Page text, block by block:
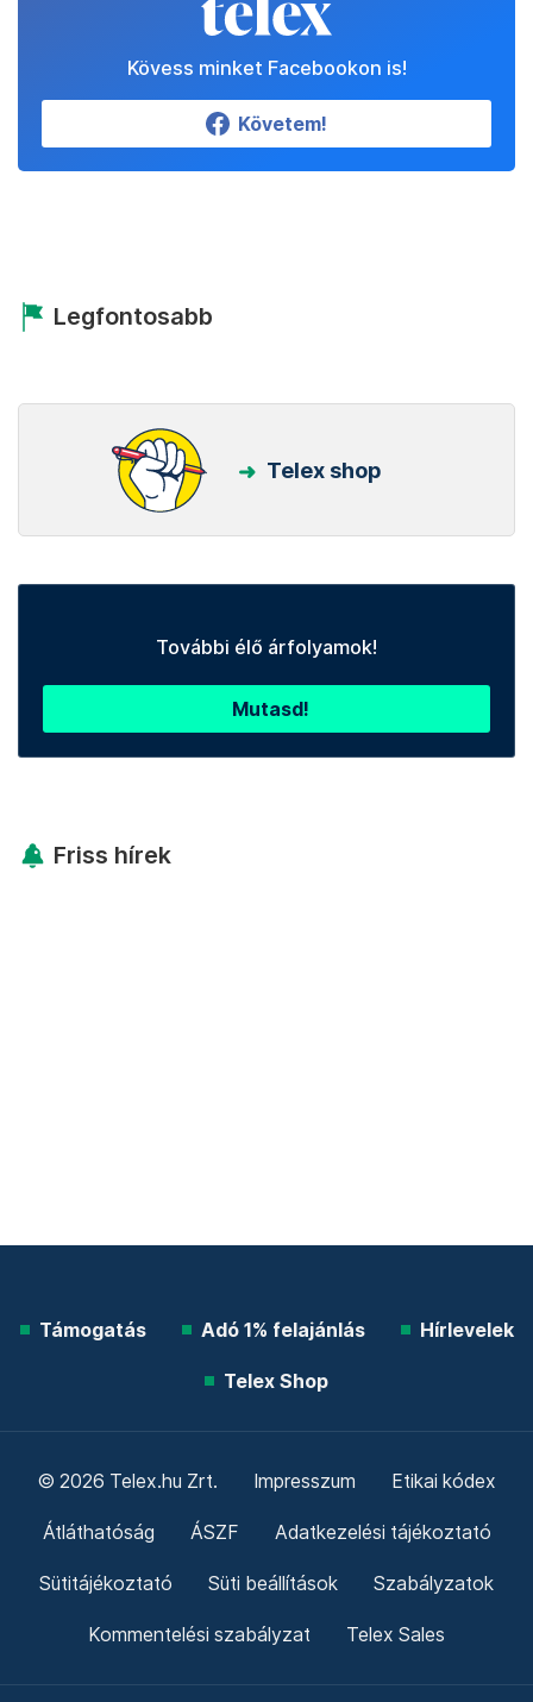
Kövess minket Facebookon is!
Követem!
Legfontosabb
Telex shop
További élő árfolyamok!
Mutasd!
Friss hírek
Támogatás Adó 1% felajánlás Hírlevelek
Telex Shop
© 2026 Telex.hu Zrt. Impresszum Etikai kódex
Átláthatóság ÁSZF Adatkezelési tájékoztató
Sütitájékoztató Süti beállítások Szabályzatok
Kommentelési szabályzat Telex Sales